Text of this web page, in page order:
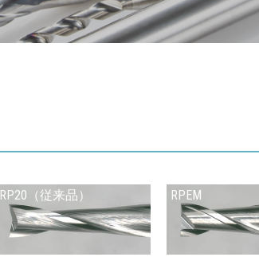
RP20（従来品） RPEM